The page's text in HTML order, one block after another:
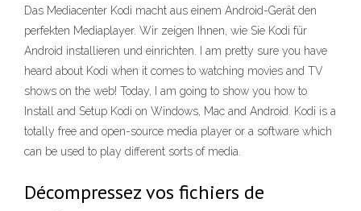
Das Mediacenter Kodi macht aus einem Android-Gerät den
perfekten Mediaplayer. Wir zeigen Ihnen, wie Sie Kodi für
Android installieren und einrichten. I am pretty sure you have
heard about Kodi when it comes to watching movies and TV
shows on the web! Today, I am going to show you how to
Install and Setup Kodi on Windows, Mac and Android. Kodi is a
totally free and open-source media player or a software which
can be used to play different sorts of media.
Décompressez vos fichiers de